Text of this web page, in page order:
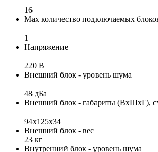
16
Max количество подключаемых
1
Напряжение
220 В
Внешний блок - уровень шума
48 дБа
Внешний блок - габариты (ВхШхГ),
94x125x34
Внешний блок - вес
23 кг
Внутренний блок - уровень шума